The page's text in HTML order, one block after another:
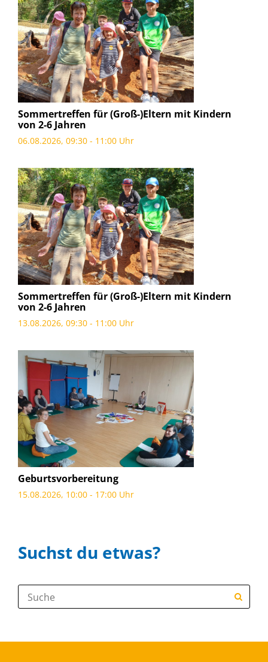
Sommertreffen für (Groß-)Eltern mit Kindern
von 2-6 Jahren
06.08.2026, 09:30 - 11:00 Uhr
Sommertreffen für (Groß-)Eltern mit Kindern
von 2-6 Jahren
13.08.2026, 09:30 - 11:00 Uhr
Geburtsvorbereitung
15.08.2026, 10:00 - 17:00 Uhr
Suchst du etwas?
Suche: